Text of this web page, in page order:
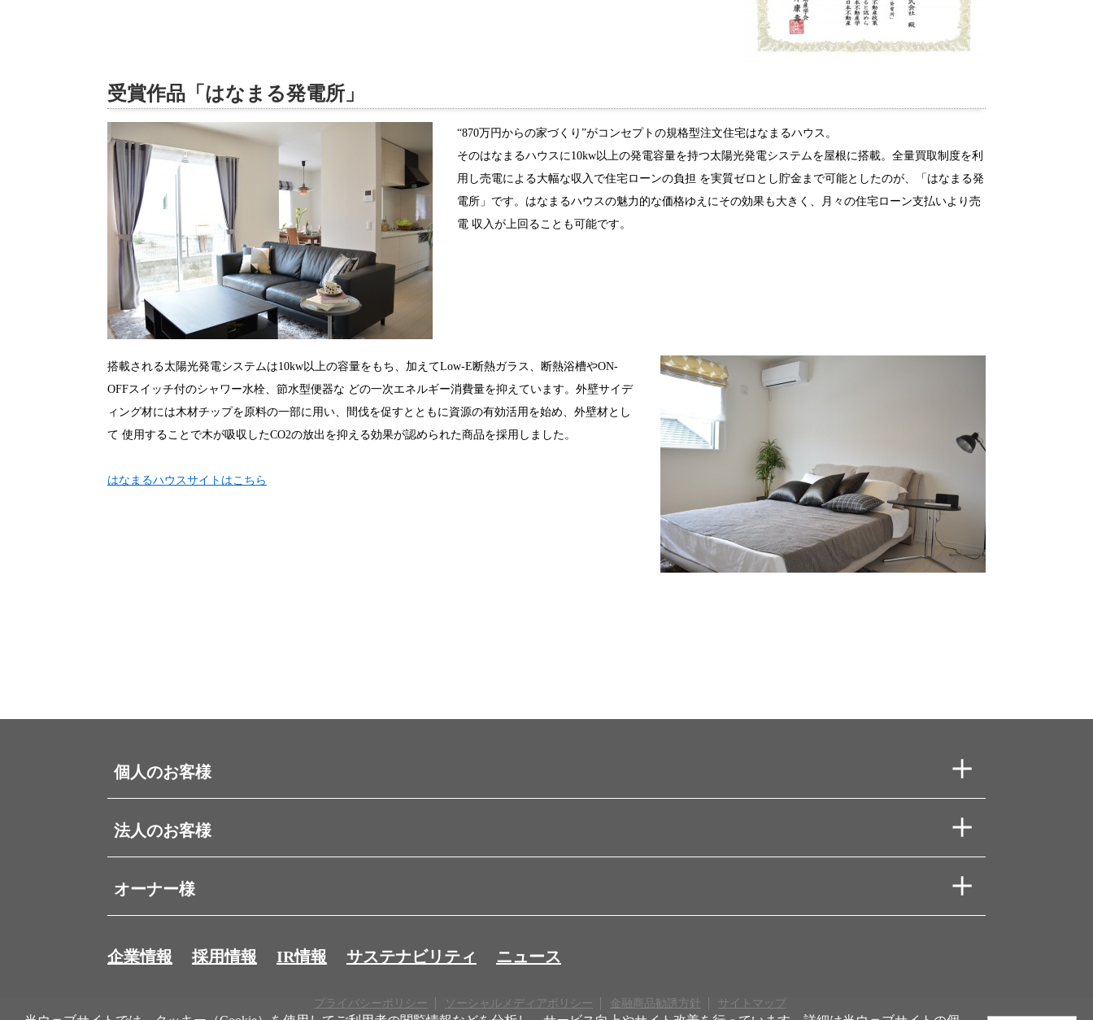
受賞作品「はなまる発電所」
“870万円からの家づくり”がコンセプトの規格型注文住宅はなまるハウス。
そのはなまるハウスに10kw以上の発電容量を持つ太陽光発電システムを屋根に搭載。全量買取制度を利
用し売電による大幅な収入で住宅ローンの負担 を実質ゼロとし貯金まで可能としたのが、「はなまる発
電所」です。はなまるハウスの魅力的な価格ゆえにその効果も大きく、月々の住宅ローン支払いより売
電 収入が上回ることも可能です。
搭載される太陽光発電システムは10kw以上の容量をもち、加えてLow-E断熱ガラス、断熱浴槽やON-
OFFスイッチ付のシャワー水栓、節水型便器な どの一次エネルギー消費量を抑えています。外壁サイデ
ィング材には木材チップを原料の一部に用い、間伐を促すとともに資源の有効活用を始め、外壁材とし
て 使用することで木が吸収したCO2の放出を抑える効果が認められた商品を採用しました。
はなまるハウスサイトはこちら
個人のお客様
法人のお客様
オーナー様
企業情報 採用情報 IR情報 サステナビリティ ニュース
プライバシーポリシー ソーシャルメディアポリシー 金融商品勧誘方針 サイトマップ